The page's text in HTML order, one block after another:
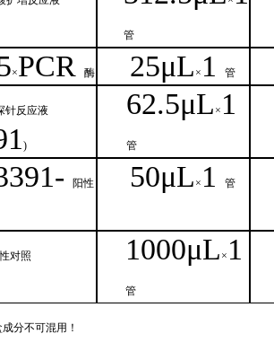
管
×PCR 酶 25μL × 1 管
针反应液
)
62.5μL × 1
管
91- 阳性 50μL × 1管
对照 1000μL × 1
管
分不可混用！